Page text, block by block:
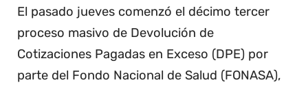
El pasado jueves comenzó el décimo tercer
proceso masivo de Devolución de
Cotizaciones Pagadas en Exceso (DPE) por
parte del Fondo Nacional de Salud (FONASA),